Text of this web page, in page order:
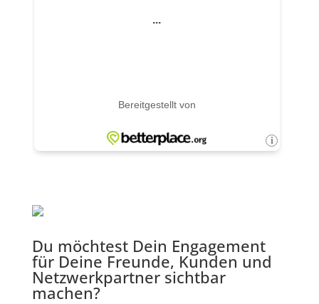
Du möchtest Dein Engagement
für Deine Freunde, Kunden und
Netzwerkpartner sichtbar
machen?